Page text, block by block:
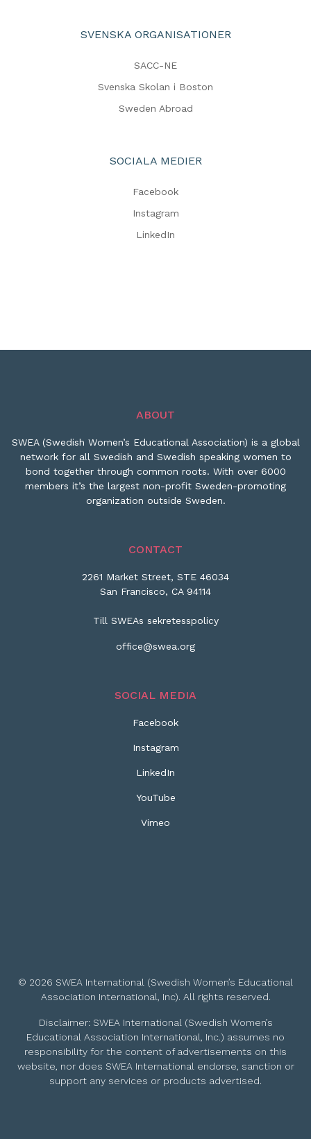
SVENSKA ORGANISATIONER
SACC-NE
Svenska Skolan i Boston
Sweden Abroad
SOCIALA MEDIER
Facebook
Instagram
LinkedIn
ABOUT
SWEA (Swedish Women’s Educational Association) is a global
network for all Swedish and Swedish speaking women to
bond together through common roots. With over 6000
members it’s the largest non-profit Sweden-promoting
organization outside Sweden.
CONTACT
2261 Market Street, STE 46034
San Francisco, CA 94114
Till SWEAs sekretesspolicy
office@swea.org
SOCIAL MEDIA
Facebook
Instagram
LinkedIn
YouTube
Vimeo
© 2026 SWEA International (Swedish Women’s Educational
Association International, Inc). All rights reserved.
Disclaimer: SWEA International (Swedish Women’s
Educational Association International, Inc.) assumes no
responsibility for the content of advertisements on this
website, nor does SWEA International endorse, sanction or
support any services or products advertised.